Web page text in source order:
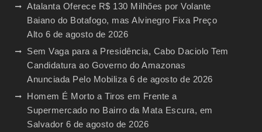
Atalanta Oferece R$ 130 Milhões por Volante
Baiano do Botafogo, mas Alvinegro Fixa Preço
Alto 6 de agosto de 2026
Sem Vaga para a Presidência, Cabo Daciolo Tem
Candidatura ao Governo do Amazonas
Anunciada Pelo Mobiliza 6 de agosto de 2026
Homem É Morto a Tiros em Frente a
Supermercado no Bairro da Mata Escura, em
Salvador 6 de agosto de 2026